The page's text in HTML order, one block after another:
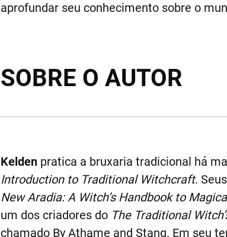
aprofundar seu conhecimento sobre o
SOBRE O AUTOR
Keldenpratica a bruxaria tradicional há
Introduction to Traditional Witchcraft.
New Aradia: A Witch’s Handbook to
um dos criadores do The Traditional
chamado By Athame and Stang. Em seu